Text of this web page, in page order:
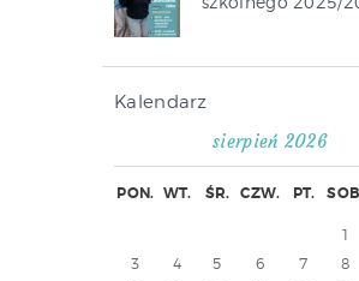
Kalendarz
sierpień 2026
PON. WT. ŚR. CZW. PT.
1
3
4 5 6 7 8